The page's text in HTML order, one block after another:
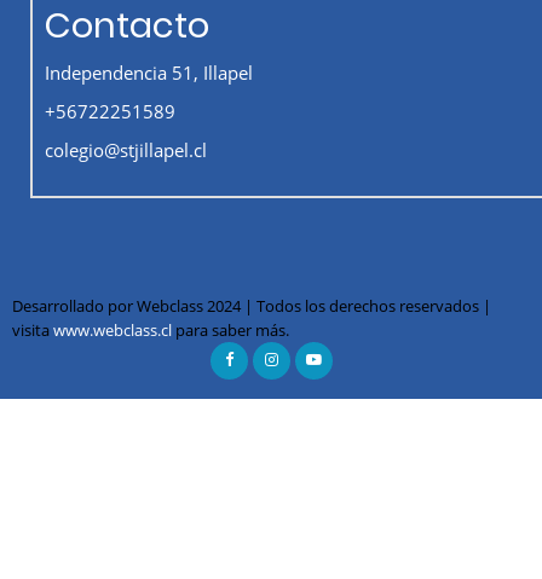
Contacto
Independencia 51, Illapel
+56722251589
colegio@stjillapel.cl
Desarrollado por Webclass 2024 | Todos los derechos reservados |
visitawww.webclass.cl para saber más.